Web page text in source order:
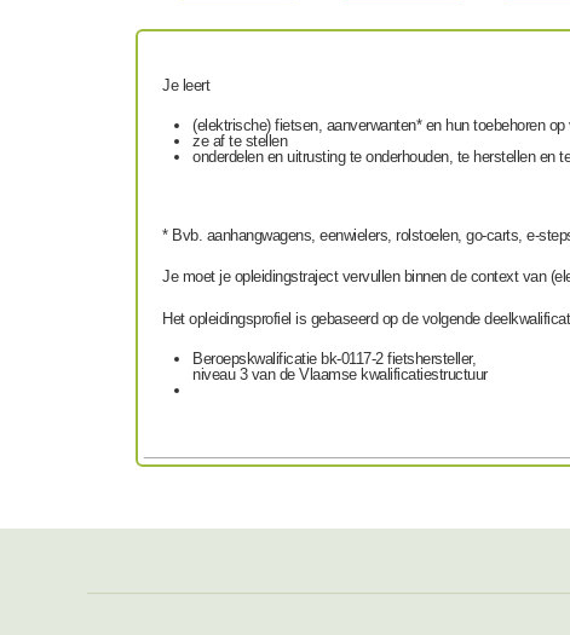
Je leert
(elektrische) fietsen, aanverwanten* en hun toebehoren
ze af te stellen
onderdelen en uitrusting te onderhouden, te herstellen en
* Bvb. aanhangwagens, eenwielers, rolstoelen, go-carts, e-
Je moet je opleidingstraject vervullen binnen de context van
Het opleidingsprofiel is gebaseerd op de volgende
Beroepskwalificatie bk-0117-2 fietshersteller,
niveau 3 van de Vlaamse kwalificatiestructuur